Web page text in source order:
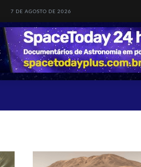
7 DE AGOSTO DE 2026